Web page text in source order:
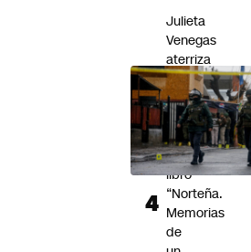
Julieta
Venegas
aterriza
en
Chile
para
presentar
su
libro
“Norteña.
Memorias
de